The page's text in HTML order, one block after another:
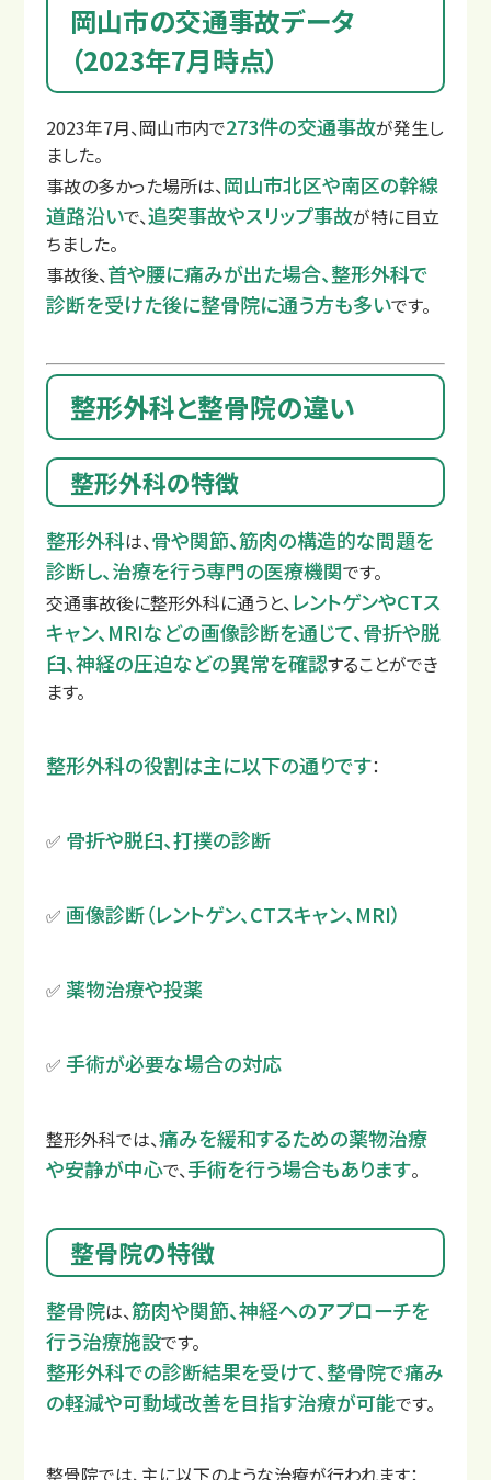
よくあるご質問
交通事故治療例
岡山市の交通事故データ
（2023年7月時点）
2023年7月、岡山市内で273件の交通事故が発生し
ました。
事故の多かった場所は、岡山市北区や南区の幹線
道路沿いで、追突事故やスリップ事故が特に目立
ちました。
事故後、首や腰に痛みが出た場合、整形外科で
診断を受けた後に整骨院に通う方も多いです。
整形外科と整骨院の違い
整形外科の特徴
整形外科は、骨や関節、筋肉の構造的な問題を
診断し、治療を行う専門の医療機関です。
交通事故後に整形外科に通うと、 レントゲンやCTス
キャン、MRIなどの画像診断を通じて、骨折や脱
臼、神経の圧迫などの異常を確認することができ
ます。
整形外科の役割は主に以下の通りです：
✅ 骨折や脱臼、打撲の診断
✅画像診断（レントゲン、CTスキャン、MRI）
✅ 薬物治療や投薬
✅手術が必要な場合の対応
整形外科では、痛みを緩和するための薬物治療
や安静が中心で、手術を行う場合もあります。
整骨院の特徴
整骨院は、筋肉や関節、神経へのアプローチを
行う治療施設です。
整形外科での診断結果を受けて、整骨院で痛み
の軽減や可動域改善を目指す治療が可能です。